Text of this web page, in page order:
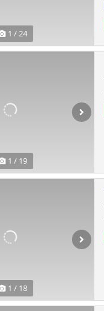
1 / 24
1 / 19
1 / 18